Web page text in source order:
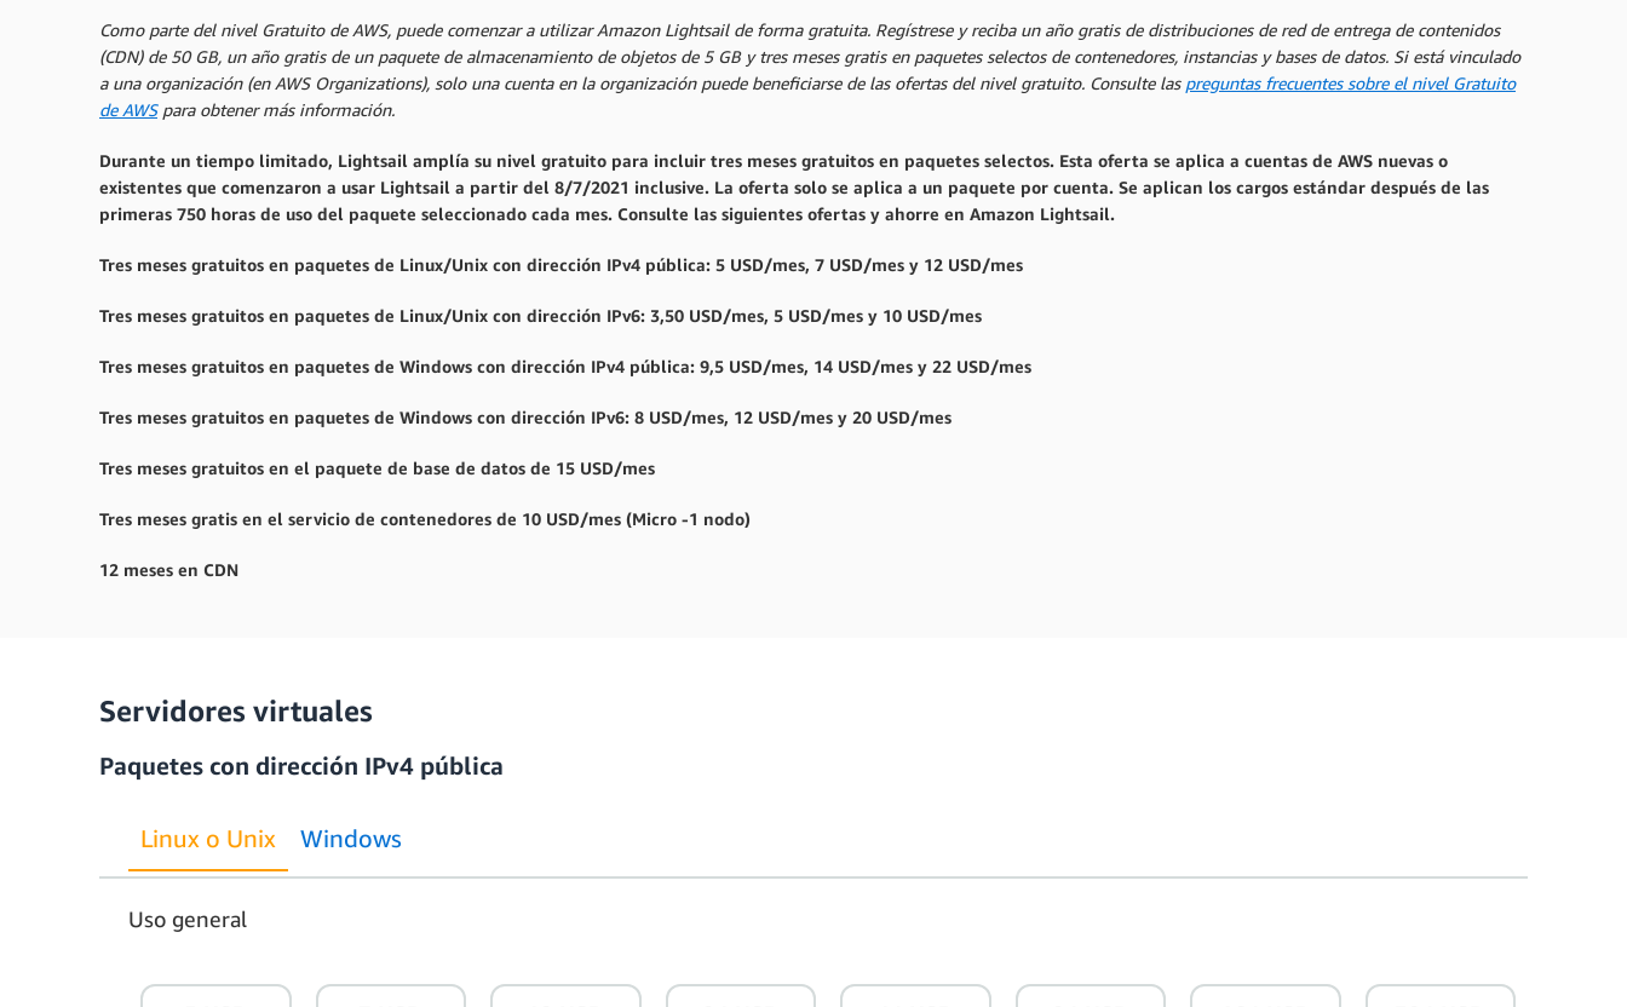
Como parte del nivel Gratuito de AWS, puede comenzar a utilizar Amazon Lightsail de forma gratuita. Regístrese y reciba un año gratis de distribuciones de red de entrega de contenidos
(CDN) de 50 GB, un año gratis de un paquete de almacenamiento de objetos de 5 GB y tres meses gratis en paquetes selectos de contenedores, instancias y bases de datos. Si está vinculado
a una organización (en AWS Organizations), solo una cuenta en la organización puede beneficiarse de las ofertas del nivel gratuito. Consulte las preguntas frecuentes sobre el nivel Gratuito
de AWSpara obtener más información.
Durante un tiempo limitado, Lightsail amplía su nivel gratuito para incluir tres meses gratuitos en paquetes selectos. Esta oferta se aplica a cuentas de AWS nuevas o
existentes que comenzaron a usar Lightsail a partir del 8/7/2021 inclusive. La oferta solo se aplica a un paquete por cuenta. Se aplican los cargos estándar después de las
primeras 750 horas de uso del paquete seleccionado cada mes. Consulte las siguientes ofertas y ahorre en Amazon Lightsail.
Tres meses gratuitos en paquetes de Linux/Unix con dirección IPv4 pública: 5 USD/mes, 7 USD/mes y 12 USD/mes
Tres meses gratuitos en paquetes de Linux/Unix con dirección IPv6: 3,50 USD/mes, 5 USD/mes y 10 USD/mes
Tres meses gratuitos en paquetes de Windows con dirección IPv4 pública: 9,5 USD/mes, 14 USD/mes y 22 USD/mes
Tres meses gratuitos en paquetes de Windows con dirección IPv6: 8 USD/mes, 12 USD/mes y 20 USD/mes
Tres meses gratuitos en el paquete de base de datos de 15 USD/mes
Tres meses gratis en el servicio de contenedores de 10 USD/mes (Micro -1 nodo)
12 meses en CDN
Servidores virtuales
Paquetes con dirección IPv4 pública
Linux o Unix Windows
Uso general